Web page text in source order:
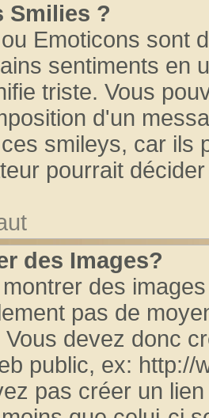
Smilies ?
Emoticons sont
sentiments en
triste. Vous
d'un
smileys, car ils
pourrait
des Images?
des
pas de
devez donc
public, ex: http://
pas créer un